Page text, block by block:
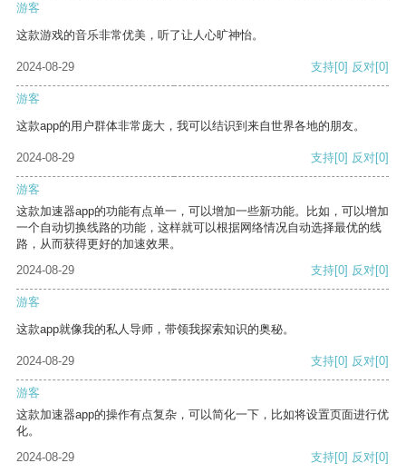
游客
这款游戏的音乐非常优美，听了让人心旷神怡。
2024-08-29 支持[0] 反对[0]
游客
这款app的用户群体非常庞大，我可以结识到来自世界各地的朋友。
2024-08-29 支持[0] 反对[0]
游客
这款加速器app的功能有点单一，可以增加一些新功能。比如，可以增加
一个自动切换线路的功能，这样就可以根据网络情况自动选择最优的线
路，从而获得更好的加速效果。
2024-08-29
支持[0] 反对[0]
游客
这款app就像我的私人导师，带领我探索知识的奥秘。
2024-08-29 支持[0] 反对[0]
游客
这款加速器app的操作有点复杂，可以简化一下，比如将设置页面进行优
化。
2024-08-29
支持[0] 反对[0]